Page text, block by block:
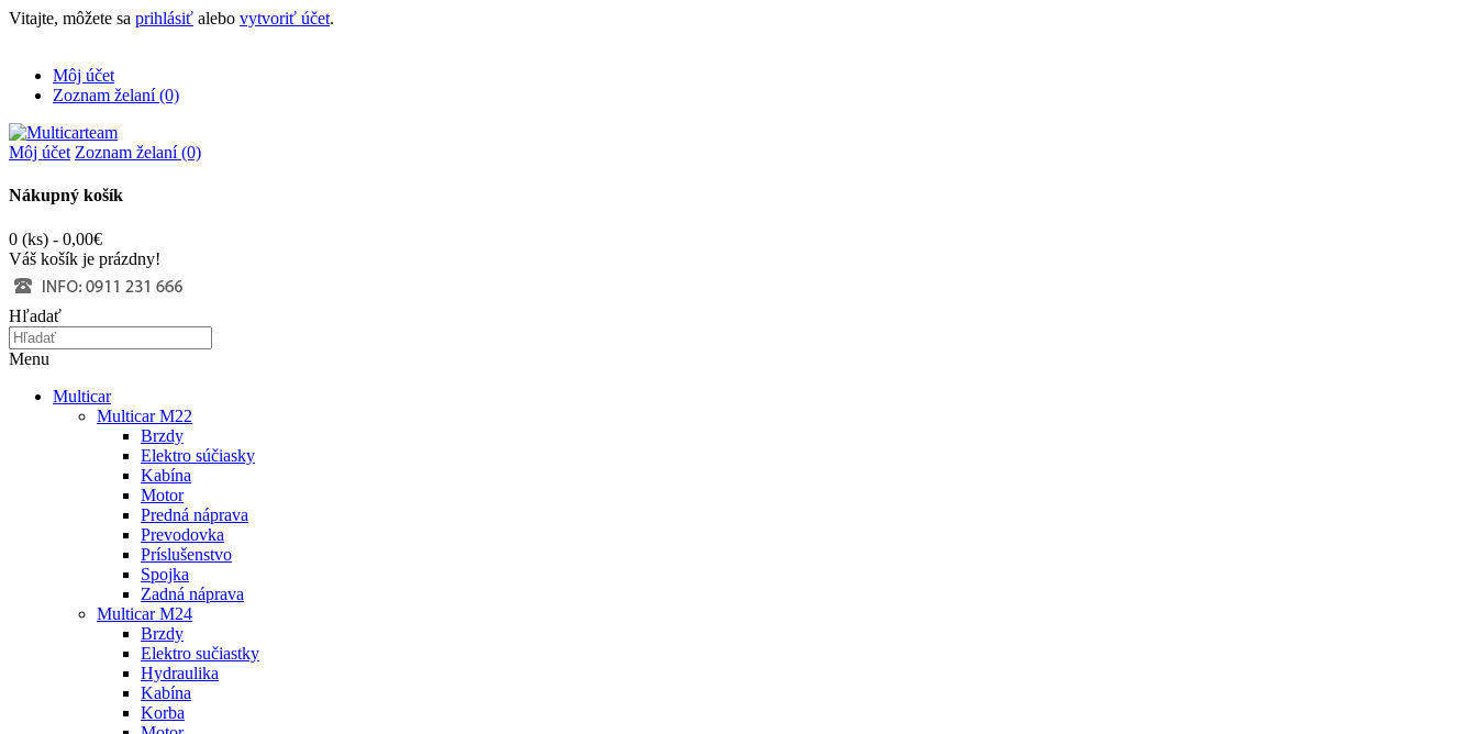
Vitajte, môžete sa prihlásiť alebo vytvoriť účet.
Môj účet
Zoznam želaní (0)
Môj účet Zoznam želaní (0)
Nákupný košík
0 (ks) - 0,00€
Váš košík je prázdny!
Hľadať
Menu
Multicar
Multicar M22
Brzdy
Elektro súčiasky
Kabína
Motor
Predná náprava
Prevodovka
Príslušenstvo
Spojka
Zadná náprava
Multicar M24
Brzdy
Elektro sučiastky
Hydraulika
Kabína
Korba